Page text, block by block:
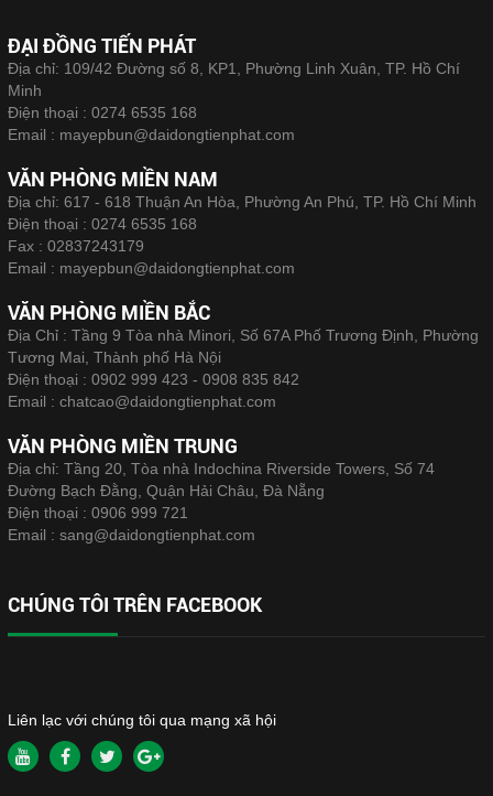
ĐẠI ĐỒNG TIẾN PHÁT
Địa chỉ: 109/42 Đường số 8, KP1, Phường Linh Xuân, TP. Hồ Chí
Minh
Điện thoại : 0274 6535 168
Email : mayepbun@daidongtienphat.com
VĂN PHÒNG MIỀN NAM
Địa chỉ: 617 - 618 Thuận An Hòa, Phường An Phú, TP. Hồ Chí Minh
Điện thoại : 0274 6535 168
Fax : 02837243179
Email : mayepbun@daidongtienphat.com
VĂN PHÒNG MIỀN BẮC
Địa Chỉ : Tầng 9 Tòa nhà Minori, Số 67A Phố Trương Định, Phường
Tương Mai, Thành phố Hà Nội
Điện thoại : 0902 999 423 - 0908 835 842
Email : chatcao@daidongtienphat.com
VĂN PHÒNG MIỀN TRUNG
Địa chỉ: Tầng 20, Tòa nhà Indochina Riverside Towers, Số 74
Đường Bạch Đằng, Quận Hải Châu, Đà Nẵng
Điện thoại : 0906 999 721
Email : sang@daidongtienphat.com
CHÚNG TÔI TRÊN FACEBOOK
Liên lạc với chúng tôi qua mạng xã hội